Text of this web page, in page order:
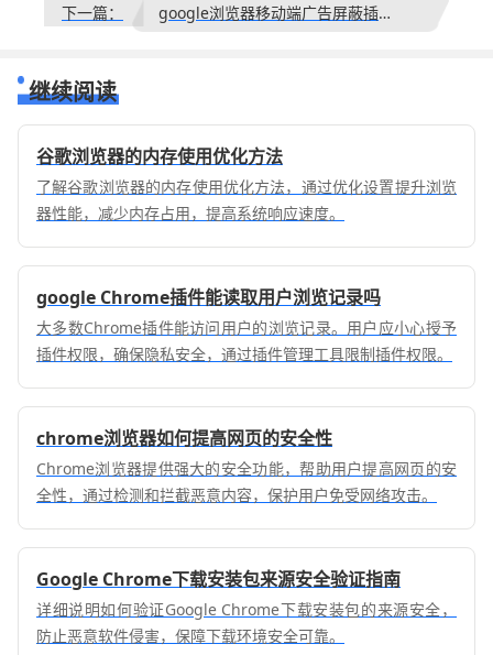
下一篇： google浏览器移动端广告屏蔽插件使用方法
继续阅读
谷歌浏览器的内存使用优化方法
了解谷歌浏览器的内存使用优化方法，通过优化设置提升浏览
器性能，减少内存占用，提高系统响应速度。
google Chrome插件能读取用户浏览记录吗
大多数Chrome插件能访问用户的浏览记录。用户应小心授予
插件权限，确保隐私安全，通过插件管理工具限制插件权限。
chrome浏览器如何提高网页的安全性
Chrome浏览器提供强大的安全功能，帮助用户提高网页的安
全性，通过检测和拦截恶意内容，保护用户免受网络攻击。
Google Chrome下载安装包来源安全验证指南
详细说明如何验证Google Chrome下载安装包的来源安全，
防止恶意软件侵害，保障下载环境安全可靠。